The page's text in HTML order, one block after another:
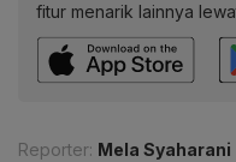
fitur menarik lainnya
Reporter: Mela Syaharani